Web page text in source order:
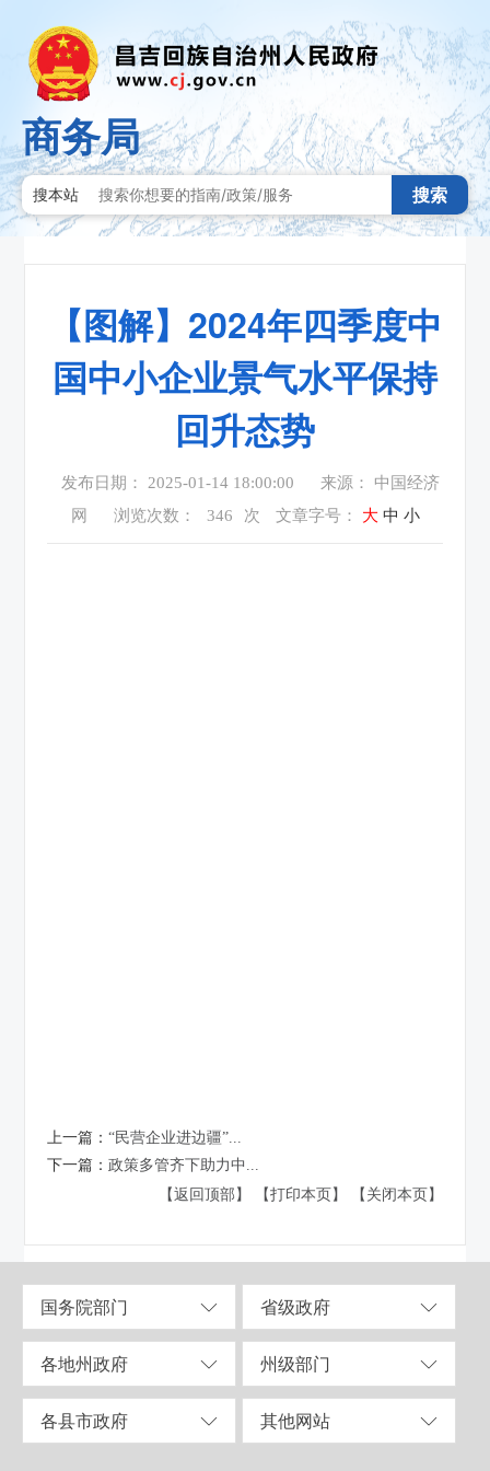
商务局
搜本站 搜索
【图解】2024年四季度中
国中小企业景气水平保持
回升态势
发布日期： 2025-01-14 18:00:00
来源： 中国经济
网
浏览次数： 346 次 文章字号： 大 中 小
上一篇：“民营企业进边疆”...
下一篇：政策多管齐下助力中...
【返回顶部】
【打印本页】 【关闭本页】
国务院部门 省级政府
各地州政府 州级部门
各县市政府 其他网站